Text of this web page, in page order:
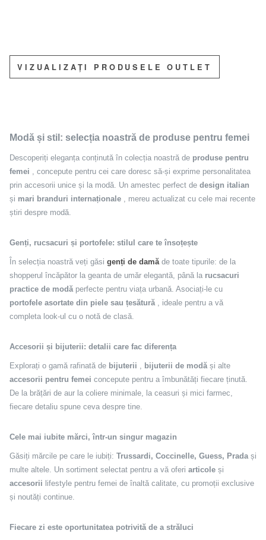
VIZUALIZAȚI PRODUSELE OUTLET
Modă și stil: selecția noastră de produse pentru femei
Descoperiți eleganța conținută în colecția noastră de produse pentru
femei , concepute pentru cei care doresc să-și exprime personalitatea
prin accesorii unice și la modă. Un amestec perfect de design italian
și mari branduri internaționale , mereu actualizat cu cele mai recente
știri despre modă.
Genți, rucsacuri și portofele: stilul care te însoțește
În selecția noastră veți găsi genți de damăde toate tipurile: de la
shopperul încăpător la geanta de umăr elegantă, până la rucsacuri
practice de modăperfecte pentru viața urbană. Asociați-le cu
portofele asortate din piele sau țesătură, ideale pentru a vă
completa look-ul cu o notă de clasă.
Accesorii și bijuterii: detalii care fac diferența
Explorați o gamă rafinată de bijuterii , bijuterii de modăși alte
accesorii pentru femei concepute pentru a îmbunătăți fiecare ținută.
De la brățări de aur la coliere minimale, la ceasuri și mici farmec,
fiecare detaliu spune ceva despre tine.
Cele mai iubite mărci, într-un singur magazin
Găsiți mărcile pe care le iubiți: Trussardi, Coccinelle, Guess, Pradași
multe altele. Un sortiment selectat pentru a vă oferi articole și
accesorii lifestyle pentru femei de înaltă calitate, cu promoții exclusive
și noutăți continue.
Fiecare zi este oportunitatea potrivită de a străluci